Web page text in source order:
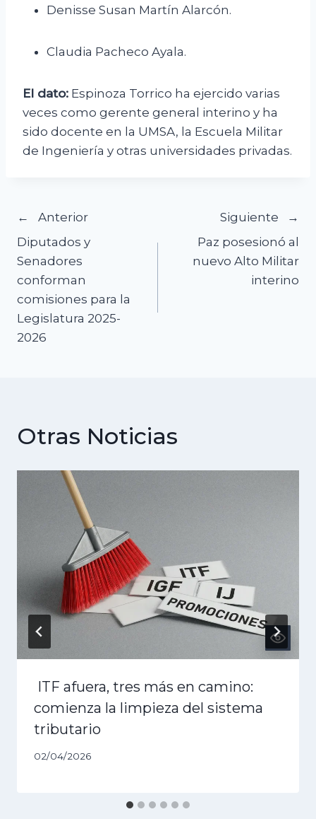
Denisse Susan Martín Alarcón.
Claudia Pacheco Ayala.
El dato: Espinoza Torrico ha ejercido varias
veces como gerente general interino y ha
sido docente en la UMSA, la Escuela Militar
de Ingeniería y otras universidades privadas.
Navegación
de
entradas
Anterior
Diputados y
Senadores
conforman
comisiones para la
Legislatura 2025-
2026
Siguiente
Paz posesionó al
nuevo Alto Militar
interino
Otras Noticias
ITF afuera, tres más en camino:
comienza la limpieza del sistema
tributario
02/04/2026